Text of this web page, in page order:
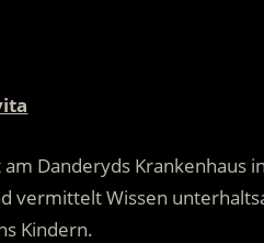
Danderyds Krankenhaus
vermittelt Wissen
Kindern.